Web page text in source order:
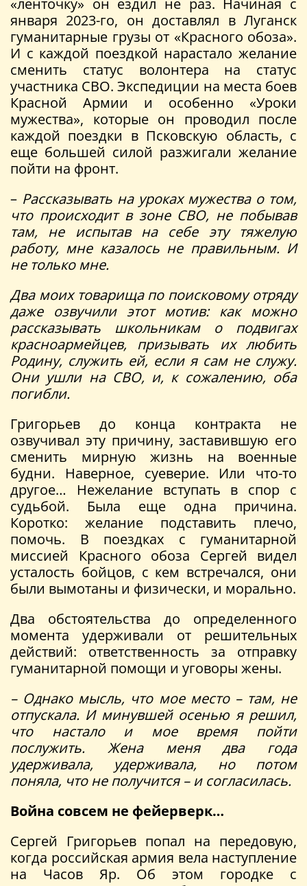
января 2023-го, он доставлял в Луганск
гуманитарные грузы от «Красного обоза».
И с каждой поездкой нарастало желание
сменить статус волонтера на статус
участника СВО. Экспедиции на места боев
Красной Армии и особенно «Уроки
мужества», которые он проводил после
каждой поездки в Псковскую область, с
еще большей силой разжигали желание
пойти на фронт.
– Рассказывать на уроках мужества о том,
что происходит в зоне СВО, не побывав
там, не испытав на себе эту тяжелую
работу, мне казалось не правильным. И
не только мне.
Два моих товарища по поисковому отряду
даже озвучили этот мотив: как можно
рассказывать школьникам о подвигах
красноармейцев, призывать их любить
Родину, служить ей, если я сам не служу.
Они ушли на СВО, и, к сожалению, оба
погибли.
Григорьев до конца контракта не
озвучивал эту причину, заставившую его
сменить мирную жизнь на военные
будни. Наверное, суеверие. Или что-то
другое… Нежелание вступать в спор с
судьбой. Была еще одна причина.
Коротко: желание подставить плечо,
помочь. В поездках с гуманитарной
миссией Красного обоза Сергей видел
усталость бойцов, с кем встречался, они
были вымотаны и физически, и морально.
Два обстоятельства до определенного
момента удерживали от решительных
действий: ответственность за отправку
гуманитарной помощи и уговоры жены.
– Однако мысль, что мое место – там, не
отпускала. И минувшей осенью я решил,
что настало и мое время пойти
послужить. Жена меня два года
удерживала, удерживала, но потом
поняла, что не получится – и согласилась.
Война совсем не фейерверк…
Сергей Григорьев попал на передовую,
когда российская армия вела наступление
на Часов Яр. Об этом городке с